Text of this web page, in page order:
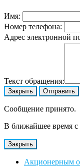
Имя:
Номер телефона:
Адрес электронной
Текст обращения:
Закрыть Отправить
Сообщение принято.
В ближайшее время с
Закрыть
Акционерным